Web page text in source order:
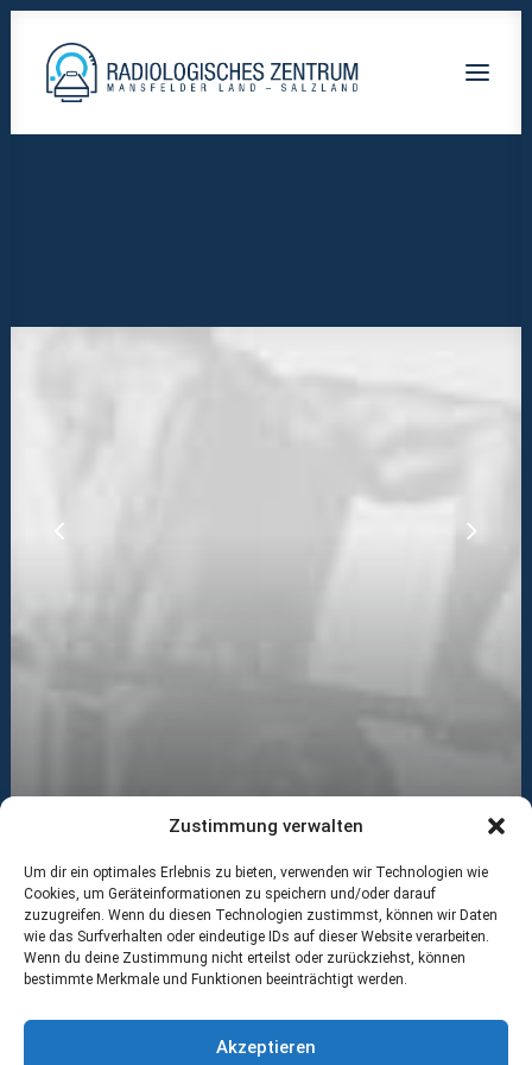
Zustimmung verwalten
Um dir ein optimales Erlebnis zu bieten, verwenden wir Technologien wie
Cookies, um Geräteinformationen zu speichern und/oder darauf
zuzugreifen. Wenn du diesen Technologien zustimmst, können wir Daten
wie das Surfverhalten oder eindeutige IDs auf dieser Website verarbeiten.
Wenn du deine Zustimmung nicht erteilst oder zurückziehst, können
bestimmte Merkmale und Funktionen beeinträchtigt werden.
Akzeptieren
Web
CENTERED GALLERY FULL-WIDTH